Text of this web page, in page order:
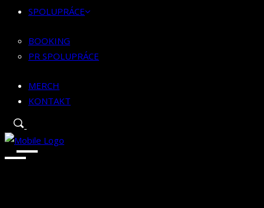
MERCH
SPOLUPRÁCE
BOOKING
PR SPOLUPRÁCE
MERCH
KONTAKT